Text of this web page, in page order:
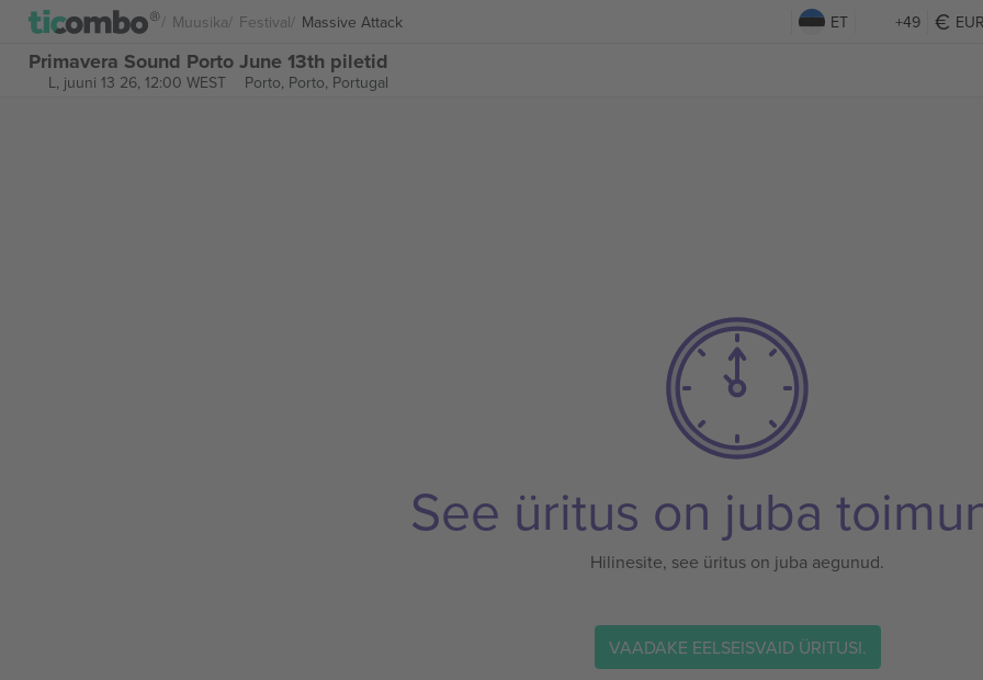
Muusika Festival Massive Attack ET +49 EUR
Primavera Sound Porto June 13th piletid
L, juuni 13 26, 12:00 WEST Porto, Porto, Portugal
See üritus on juba
Hilinesite, see üritus on juba aegunud.
VAADAKE EELSEISVAID ÜRITUSI.